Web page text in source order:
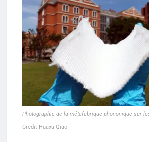
Photographie de la métafabrique phononique sur
Credit Huaxu Qiao